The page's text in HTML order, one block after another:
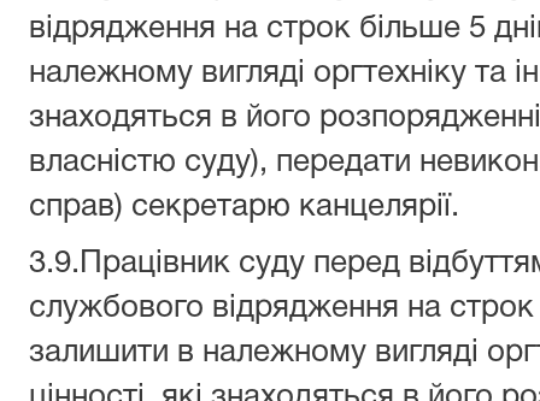
відрядження на строк більше 5
належному вигляді оргтехніку та
знаходяться в його
власністю суду), передати
справ) секретарю канцелярії.
3.9.Працівник суду перед
службового відрядження на строк
залишити в належному вигляді